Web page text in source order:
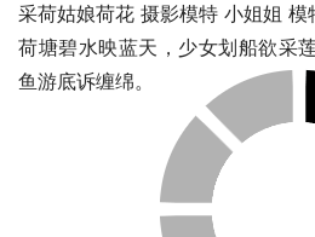
采荷姑娘荷花 摄影模特 小姐姐 模
荷塘碧水映蓝天，少女划船欲采
鱼游底诉缠绵。